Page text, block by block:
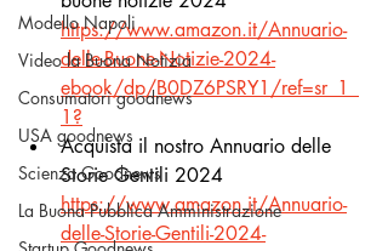
Modello Napoli
Video la Buona Notizia
Consumatori goodnews
USA goodnews
Scienza Goodnews
La Buona Pubblica Amministrazione
https://www.amazon.it/Annuario-
delle-Buone-Notizie-2024-
ebook/dp/B0DZ6PSRY1/ref=sr_1_
1 ?
Acquista il nostro Annuario delle
Storie Gentili 2024
https://www.amazon.it/Annuario-
delle-Storie-Gentili-2024-